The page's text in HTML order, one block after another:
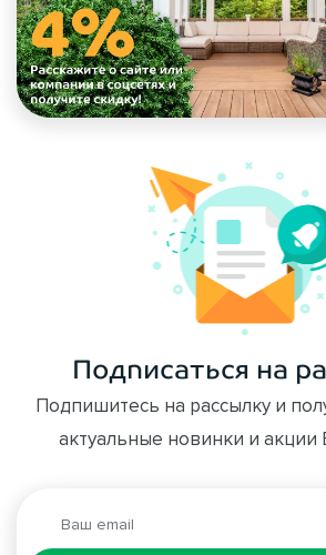
Подписаться на
Подпишитесь на рассылку и
актуальные новинки и акции